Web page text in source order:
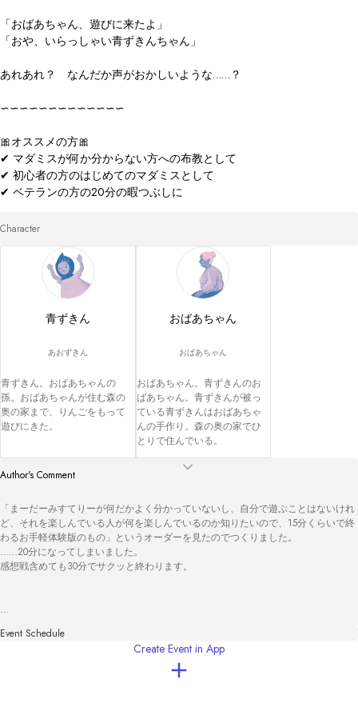
「おばあちゃん、遊びに来たよ」
「おや、いらっしゃい青ずきんちゃん」
あれあれ？　なんだか声がおかしいような……？
∽∽∽∽∽∽∽∽∽∽∽∽∽
🎀オススメの方🎀
✔ マダミスが何か分からない方への布教として
✔ 初心者の方のはじめてのマダミスとして
✔ ベテランの方の20分の暇つぶしに
Character
青ずきん
あおずきん
青ずきん。おばあちゃんの
孫。おばあちゃんが住む森の
奥の家まで、りんごをもって
遊びにきた。
おばあちゃん
おばあちゃん
おばあちゃん。青ずきんのお
ばあちゃん。青ずきんが被っ
ている青ずきんはおばあちゃ
んの手作り。森の奥の家でひ
とりで住んでいる。
Author's Comment
「まーだーみすてりーが何だかよく分かっていないし、自分で遊ぶことはないけれ
ど、それを楽しんでいる人が何を楽しんでいるのか知りたいので、15分くらいで終
わるお手軽体験版のもの」というオーダーを見たのでつくりました。
……20分になってしまいました。
感想戦含めても30分でサクッと終わります。
たっぷり2カ月かけて作った他作品もよろしくお願いいたします。
💌百合×感情×交錯マーダーミステリー「ばらばらラブレター置き去り事件」
❌BL×ボイスドラマ×マーダーミステリー　出られない部屋コーポレーション「彼ら
Event Schedule
Create Event in App